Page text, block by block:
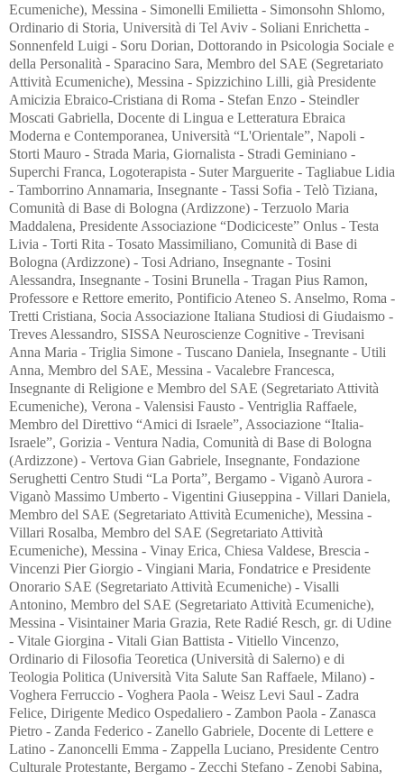
Ecumeniche), Messina - Simonelli Emilietta - Simonsohn Shlomo,
Ordinario di Storia, Università di Tel Aviv - Soliani Enrichetta -
Sonnenfeld Luigi - Soru Dorian, Dottorando in Psicologia Sociale e
della Personalità - Sparacino Sara, Membro del SAE (Segretariato
Attività Ecumeniche), Messina - Spizzichino Lilli, già Presidente
Amicizia Ebraico-Cristiana di Roma - Stefan Enzo - Steindler
Moscati Gabriella, Docente di Lingua e Letteratura Ebraica
Moderna e Contemporanea, Università “L'Orientale”, Napoli -
Storti Mauro - Strada Maria, Giornalista - Stradi Geminiano -
Superchi Franca, Logoterapista - Suter Marguerite - Tagliabue Lidia
- Tamborrino Annamaria, Insegnante - Tassi Sofia - Telò Tiziana,
Comunità di Base di Bologna (Ardizzone) - Terzuolo Maria
Maddalena, Presidente Associazione “Dodiciceste” Onlus - Testa
Livia - Torti Rita - Tosato Massimiliano, Comunità di Base di
Bologna (Ardizzone) - Tosi Adriano, Insegnante - Tosini
Alessandra, Insegnante - Tosini Brunella - Tragan Pius Ramon,
Professore e Rettore emerito, Pontificio Ateneo S. Anselmo, Roma -
Tretti Cristiana, Socia Associazione Italiana Studiosi di Giudaismo -
Treves Alessandro, SISSA Neuroscienze Cognitive - Trevisani
Anna Maria - Triglia Simone - Tuscano Daniela, Insegnante - Utili
Anna, Membro del SAE, Messina - Vacalebre Francesca,
Insegnante di Religione e Membro del SAE (Segretariato Attività
Ecumeniche), Verona - Valensisi Fausto - Ventriglia Raffaele,
Membro del Direttivo “Amici di Israele”, Associazione “Italia-
Israele”, Gorizia - Ventura Nadia, Comunità di Base di Bologna
(Ardizzone) - Vertova Gian Gabriele, Insegnante, Fondazione
Serughetti Centro Studi “La Porta”, Bergamo - Viganò Aurora -
Viganò Massimo Umberto - Vigentini Giuseppina - Villari Daniela,
Membro del SAE (Segretariato Attività Ecumeniche), Messina -
Villari Rosalba, Membro del SAE (Segretariato Attività
Ecumeniche), Messina - Vinay Erica, Chiesa Valdese, Brescia -
Vincenzi Pier Giorgio - Vingiani Maria, Fondatrice e Presidente
Onorario SAE (Segretariato Attività Ecumeniche) - Visalli
Antonino, Membro del SAE (Segretariato Attività Ecumeniche),
Messina - Visintainer Maria Grazia, Rete Radié Resch, gr. di Udine
- Vitale Giorgina - Vitali Gian Battista - Vitiello Vincenzo,
Ordinario di Filosofia Teoretica (Università di Salerno) e di
Teologia Politica (Università Vita Salute San Raffaele, Milano) -
Voghera Ferruccio - Voghera Paola - Weisz Levi Saul - Zadra
Felice, Dirigente Medico Ospedaliero - Zambon Paola - Zanasca
Pietro - Zanda Federico - Zanello Gabriele, Docente di Lettere e
Latino - Zanoncelli Emma - Zappella Luciano, Presidente Centro
Culturale Protestante, Bergamo - Zecchi Stefano - Zenobi Sabina,